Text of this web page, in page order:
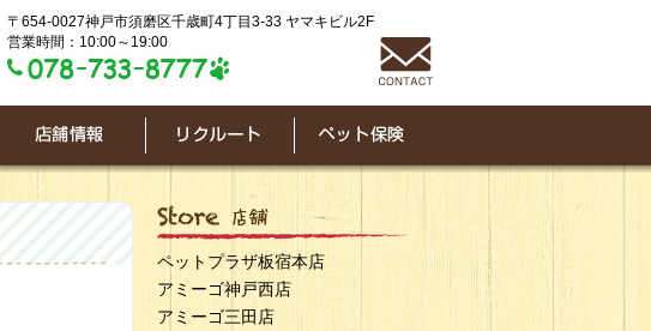
〒654-0027神戸市須磨区千歳町4丁目3-33 ヤマキビル2F
営業時間：10:00～19:00
ペットプラザ板宿本店
アミーゴ神戸西店
アミーゴ三田店